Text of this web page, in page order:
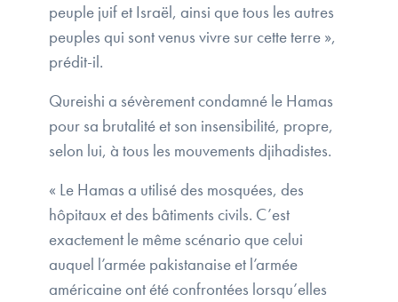
peuple juif et Israël, ainsi que tous les autres
peuples qui sont venus vivre sur cette terre »,
prédit-il.
Qureishi a sévèrement condamné le Hamas
pour sa brutalité et son insensibilité, propre,
selon lui, à tous les mouvements djihadistes.
« Le Hamas a utilisé des mosquées, des
hôpitaux et des bâtiments civils. C’est
exactement le même scénario que celui
auquel l’armée pakistanaise et l’armée
américaine ont été confrontées lorsqu’elles